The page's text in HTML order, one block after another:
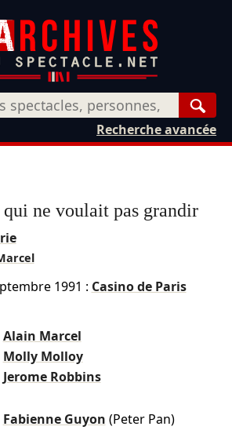
Recherche avancée
ne voulait pas grandir
1991 : Casino de Paris
Alain Marcel
Molly Molloy
Jerome Robbins
Fabienne Guyon (Peter Pan)